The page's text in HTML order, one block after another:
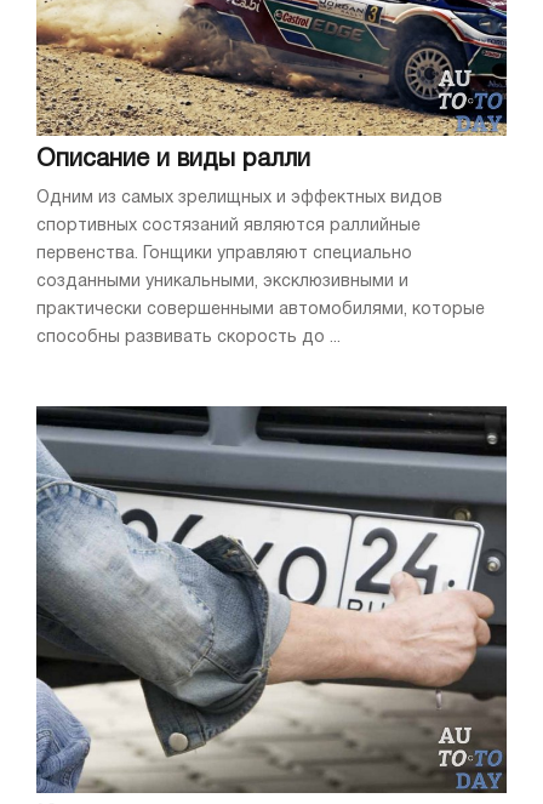
Описание и виды ралли
Одним из самых зрелищных и эффектных видов
спортивных состязаний являются раллийные
первенства. Гонщики управляют специально
созданными уникальными, эксклюзивными и
практически совершенными автомобилями, которые
способны развивать скорость до ...